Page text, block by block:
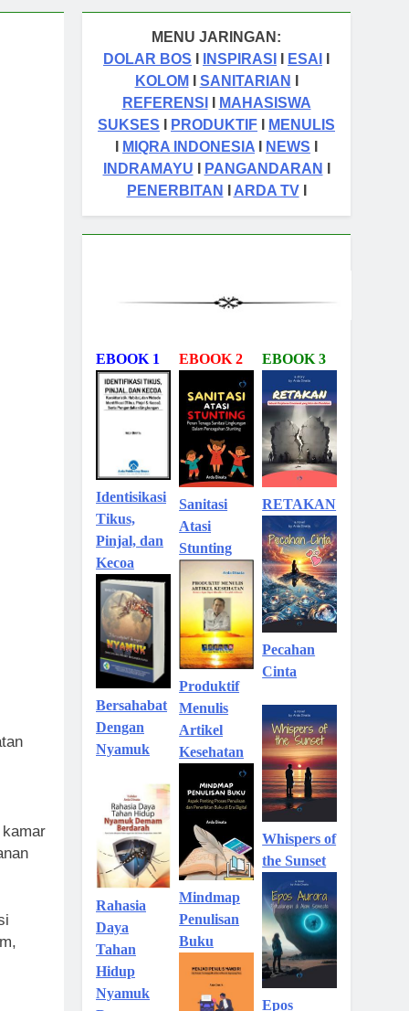
MENU JARINGAN:
DOLAR BOS
INSPIRASI ESAI
KOLOM
SANITARIAN
REFERENSI
MAHASISWA
SUKSES
PRODUKTIF
MENULIS
MIQRA INDONESIA NEWS
INDRAMAYU
PANGANDARAN
PENERBITAN
ARDA TVI
EBOOK 1
Identisikasi
Tikus,
Pinjal, dan
Kecoa
Bersahabat
Dengan
Nyamuk
Rahasia
Daya
Tahan
Hidup
Nyamuk
EBOOK 2
Sanitasi
Atasi
Stunting
Produktif
Menulis
Artikel
Kesehatan
Mindmap
Penulisan
Buku
EBOOK 3
RETAKAN
Pecahan
Cinta
Whispers of
the Sunset
Epos